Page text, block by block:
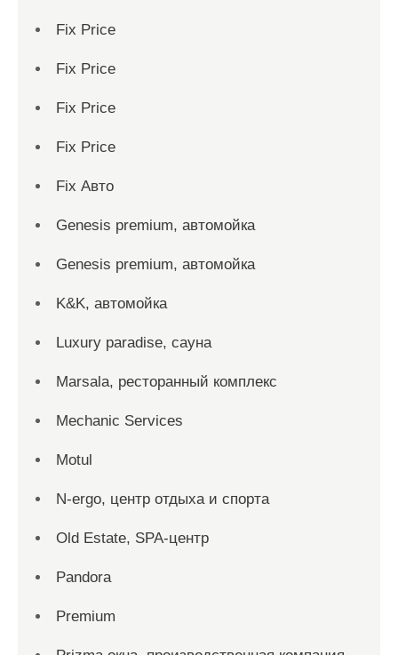
Fix Price
Fix Price
Fix Price
Fix Price
Fix Авто
Genesis premium, автомойка
Genesis premium, автомойка
K&K, автомойка
Luxury paradise, сауна
Marsala, ресторанный комплекс
Mechanic Services
Motul
N-ergo, центр отдыха и спорта
Old Estate, SPA-центр
Pandora
Premium